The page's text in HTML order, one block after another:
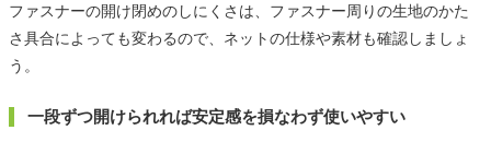
ファスナーの開け閉めのしにくさは、ファスナー周りの生地のかた
さ具合によっても変わるので、ネットの仕様や素材も確認しましょ
う。
一段ずつ開けられれば安定感を損なわず使いやすい